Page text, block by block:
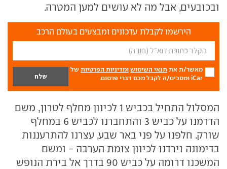
ובכובעים, אבל מה לא עושים למען המטרה.
הירשמו לקבלת עדכונים ומבצעים בעולם הרכב
מאשר/ת את תנאי השימוש ומדיניות הפרטיות של
iCar ומסכים/ה לקבל מכם דברי פרסום.
המסלול התחיל בכביש 1 לכיוון מחלף לטרון, משם
הדרמנו על כביש 3 והתחברנו לכביש 6 במחלף
שורק. חלפנו על פני באר שבע, עצרנו להתרעננות
בדימונה וירדנו לכיוון צומת הערבה - ומשם
המשכנו דרומה על כביש 90 בדרך אל בירת הנופש